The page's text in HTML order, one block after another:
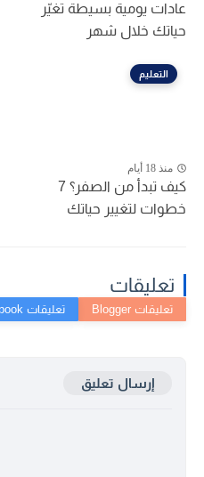
عادات يومية بسيطة تغيّر
حياتك خلال شهر
التعليم
منذ 18 أيام
كيف تبدأ من الصفر؟ 7
خطوات لتغيير حياتك
تعليقات
إرسال تعليق